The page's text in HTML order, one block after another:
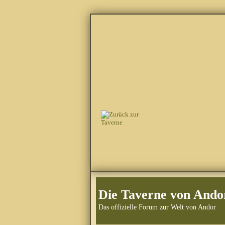
Die Taverne von
Das offizielle Forum zur Welt von Andor